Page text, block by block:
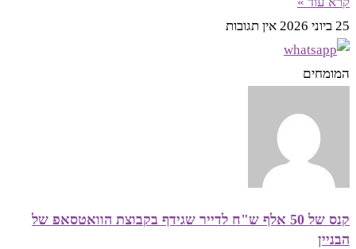
25 ביוני 2026
אין תגובות
המומחים
קנס של 50 אלף ש"ח לדייר שגידף בקבוצת הוואטסאפ של
הבניין